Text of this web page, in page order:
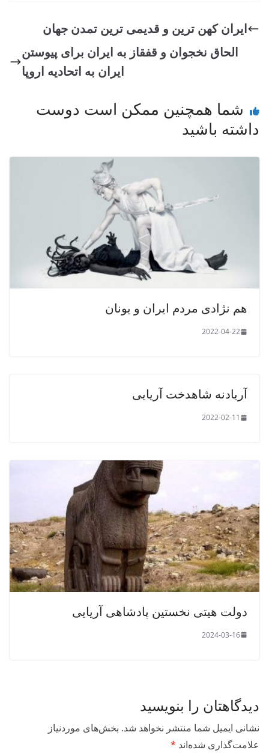
ایران کهن ترین و قدیمی ترین تمدن جهان
الحاق نخجوان و قفقاز به ایران برای پیوستن
ایران به اتحادیه اروپا
شما همچنین ممکن است دوست
داشته باشید
هم نژادی مردم ایران و یونان
2022-04-22
آریادنه شاهدخت آریایی
2022-02-11
دولت هیتی نخستین پادشاهی آریایی
2024-03-16
دیدگاهتان را بنویسید
نشانی ایمیل شما منتشر نخواهد شد. بخش‌های موردنیاز
علامت‌گذاری شده‌اند *